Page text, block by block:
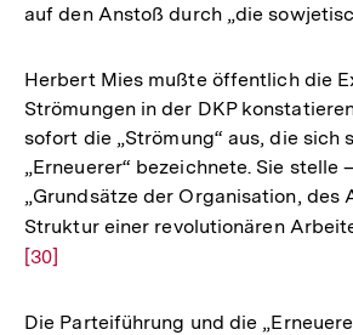
auf den Anstoß durch „die
Herbert Mies mußte öffentlich die
Strömungen in der DKP
sofort die „Strömung“ aus, die sich
„Erneuerer“ bezeichnete. Sie
„Grundsätze der Organisation, des
Struktur einer revolutionären
[30]
Die Parteiführung und die